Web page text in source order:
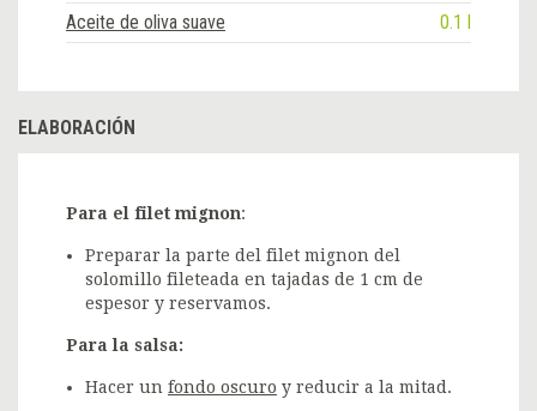
Aceite de oliva suave
0.1 l
ELABORACIÓN
Para el filet mignon:
Preparar la parte del filet mignon del
solomillo fileteada en tajadas de 1 cm de
espesor y reservamos.
Para la salsa:
Hacer un fondo oscuro y reducir a la mitad.